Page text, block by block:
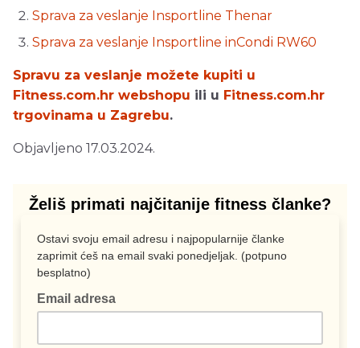
Sprava za veslanje Insportline Thenar
Sprava za veslanje Insportline inCondi RW60
Spravu za veslanje možete kupiti u
Fitness.com.hr webshopu ili u Fitness.com.hr
trgovinama u Zagrebu.
Objavljeno 17.03.2024.